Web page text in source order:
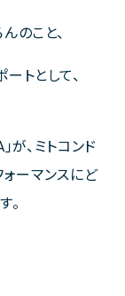
のこと、
トとして、
、ミトコンド
ォーマンスにど
。